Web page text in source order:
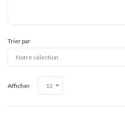
Trier par
Afficher